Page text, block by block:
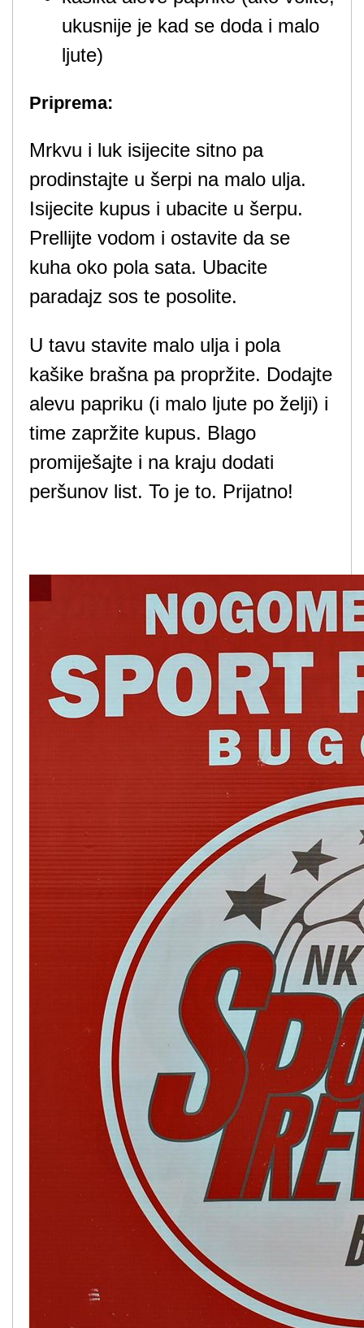
ukusnije je kad se doda i malo
ljute)
Priprema:
Mrkvu i luk isijecite sitno pa
prodinstajte u šerpi na malo ulja.
Isijecite kupus i ubacite u šerpu.
Prellijte vodom i ostavite da se
kuha oko pola sata. Ubacite
paradajz sos te posolite.
U tavu stavite malo ulja i pola
kašike brašna pa propržite. Dodajte
alevu papriku (i malo ljute po želji) i
time zapržite kupus. Blago
promiješajte i na kraju dodati
peršunov list. To je to. Prijatno!